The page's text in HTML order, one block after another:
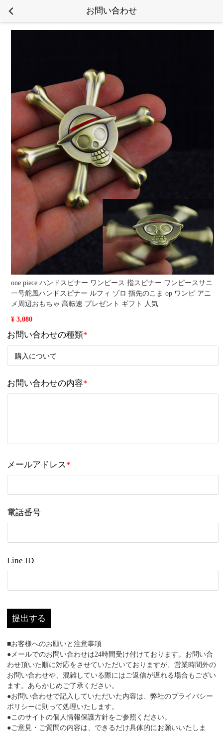
お問い合わせ
one piece ハンドスピナー ワンピース 指スピナー ワンピースサニ
一号舵風ハンドスピナー ルフィ ゾロ 指先のこま op ワンピ アニ
メ周辺おもちゃ 高転速 プレゼント ギフト 人気
¥ 3,080
お問い合わせの種類*
お問い合わせの内容*
メールアドレス*
電話番号
Line ID
提出する
■お客様へのお願いと注意事項
●メールでのお問い合わせは24時間受け付けております。お問い合
わせ頂いた順に対応をさせていただいておりますが、営業時間外の
お問い合わせや、混雑している際にはご返信が遅れる場合もござい
ます。あらかじめご了承ください。
●お問い合わせで記入していただいた内容は、弊社のプライバシー
ポリシーに則って処理いたします。
●このサイトの個人情報保護方針をご参照ください。
●ご意見・ご質問の内容は、できるだけ具体的にお願いいたしま